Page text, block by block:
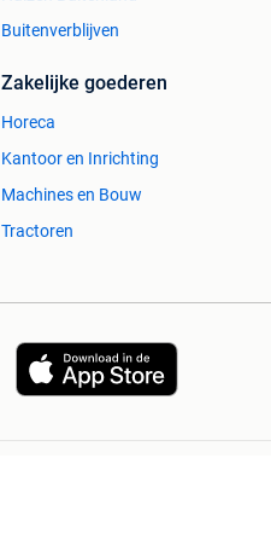
Buitenverblijven
Zakelijke goederen
Horeca
Kantoor en Inrichting
Machines en Bouw
Tractoren